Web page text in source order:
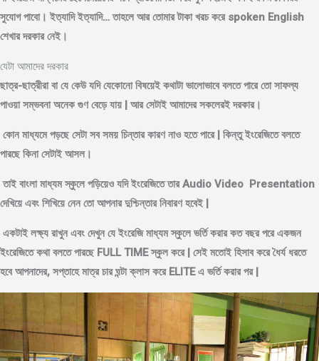
সুযোগ পাবো। ইত্যাদি ইত্যাদি… তাহলে আর তোমার টাকা খরচ করে spoken English
শেখার দরকার নেই।
যেটা আমাদের দরকার
ছাত্র-ছাত্রীরা বা যে কেউ যদি যেকোনো বিষয়েই কথাটা ভালোভাবে বলতে পারে তো সাফল্য
পাওয়া সম্ভবনা অনেক গুণ বেড়ে যায় | আর সেটাই আমাদের সকলেরই দরকার।
কোন মাধ্যমে পড়ছে সেটা সব সময় চিন্তার কারণ নাও হতে পারে | কিন্তু ইংরেজিতে বলতে
পারছে কিনা সেটাই আসল।
তাই বাংলা মাধ্যম স্কুলে পড়িয়েও যদি ইংরেজিতে তার Audio Video Presentation
দেখিয়ে এবং শিখিয়ে নেন তো আপনার দুশ্চিন্তার নিবারণ হবেই |
একটাই লক্ষ্য রাখুন এবং দেখুন যে ইংরেজি মাধ্যম স্কুলে ভর্তি করার কত বছর পরে একজন
ইংরেজিতে কথা বলতে পারছে FULL TIME স্কুল করে | সেই মতোই হিসাব করে ধৈর্য ধরতে
হবে আপনাদের, সপ্তাহে মাত্র চার ঘন্টা ক্লাস করে ELITE এ ভর্তি করার পর |